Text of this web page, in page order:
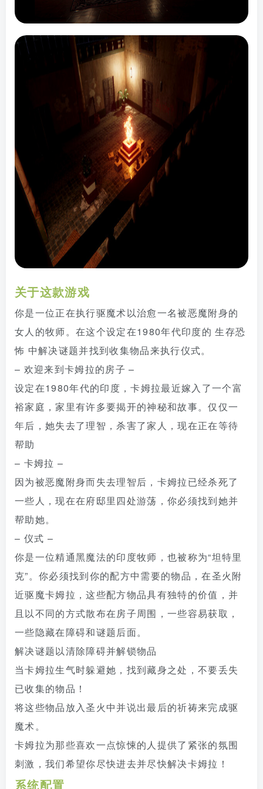
关于这款游戏
你是一位正在执行驱魔术以治愈一名被恶魔附身的
女人的牧师。在这个设定在1980年代印度的 生存恐
怖 中解决谜题并找到收集物品来执行仪式。
– 欢迎来到卡姆拉的房子 –
设定在1980年代的印度，卡姆拉最近嫁入了一个富
裕家庭，家里有许多要揭开的神秘和故事。仅仅一
年后，她失去了理智，杀害了家人，现在正在等待
帮助
– 卡姆拉 –
因为被恶魔附身而失去理智后，卡姆拉已经杀死了
一些人，现在在府邸里四处游荡，你必须找到她并
帮助她。
– 仪式 –
你是一位精通黑魔法的印度牧师，也被称为“坦特里
克”。你必须找到你的配方中需要的物品，在圣火附
近驱魔卡姆拉，这些配方物品具有独特的价值，并
且以不同的方式散布在房子周围，一些容易获取，
一些隐藏在障碍和谜题后面。
解决谜题以清除障碍并解锁物品
当卡姆拉生气时躲避她，找到藏身之处，不要丢失
已收集的物品！
将这些物品放入圣火中并说出最后的祈祷来完成驱
魔术。
卡姆拉为那些喜欢一点惊悚的人提供了紧张的氛围
刺激，我们希望你尽快进去并尽快解决卡姆拉！
系统配置